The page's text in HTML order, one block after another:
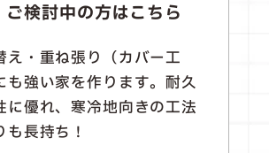
ご検討中の方はこちら
え・重ね張り（カバー工
も強い家を作ります。耐久
に優れ、寒冷地向きの工法
長持ち！